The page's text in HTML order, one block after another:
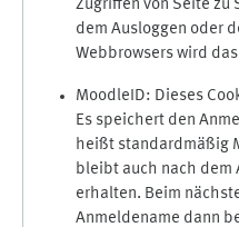
Zugriffen von Seite zu
dem Ausloggen oder
Webbrowsers wird
MoodleID: Dieses
Es speichert den
heißt standardmäßig
bleibt auch nach dem
erhalten. Beim
Anmeldename dann